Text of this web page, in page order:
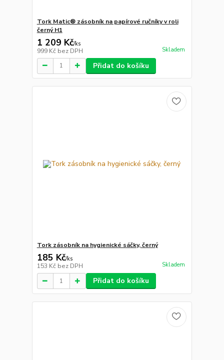
Tork Matic® zásobník na papírové ručníky v roli
černý H1
1 209 Kč/ks
999 Kč bez DPH Skladem
Přidat do košíku
Tork zásobník na hygienické sáčky, černý
185 Kč/ks
153 Kč bez DPH Skladem
Přidat do košíku